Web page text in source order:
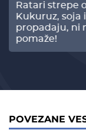
Ratari strepe
Kukuruz, soja
propadaju, ni
pomaže!
POVEZANE